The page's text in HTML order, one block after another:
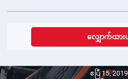
လျှောက်ထားပ
ဧပြီ 15, 2019